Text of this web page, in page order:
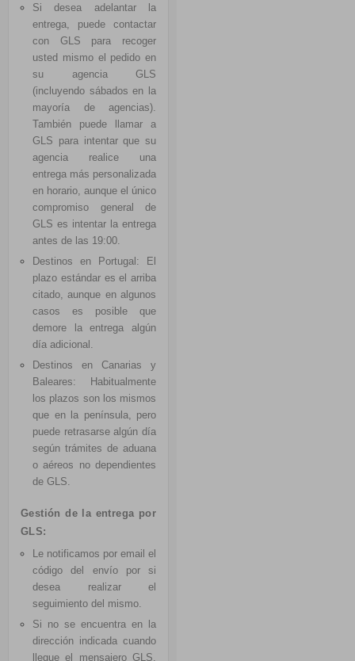
Si desea adelantar la
entrega, puede contactar
con GLS para recoger
usted mismo el pedido en
su agencia GLS
(incluyendo sábados en la
mayoría de agencias).
También puede llamar a
GLS para intentar que su
agencia realice una
entrega más personalizada
en horario, aunque el único
compromiso general de
GLS es intentar la entrega
antes de las 19:00.
Destinos en Portugal: El
plazo estándar es el arriba
citado, aunque en algunos
casos es posible que
demore la entrega algún
día adicional.
Destinos en Canarias y
Baleares: Habitualmente
los plazos son los mismos
que en la península, pero
puede retrasarse algún día
según trámites de aduana
o aéreos no dependientes
de GLS.
Gestión de la entrega por
GLS:
Le notificamos por email el
código del envío por si
desea realizar el
seguimiento del mismo.
Si no se encuentra en la
dirección indicada cuando
llegue el mensajero GLS,